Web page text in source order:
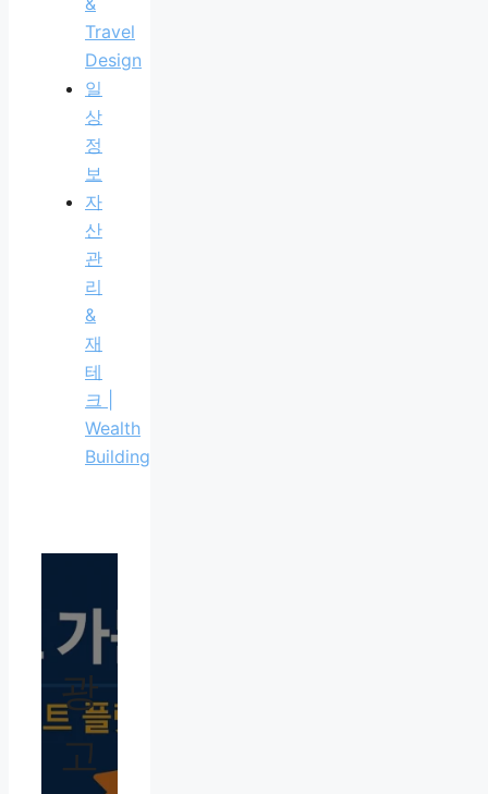
Travel
Design
일
상
정
보
자
산
관
리
&
재
테
크 |
Wealth
Building
광
고